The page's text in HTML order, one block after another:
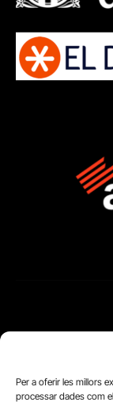
Per a oferir les millors
processar dades com